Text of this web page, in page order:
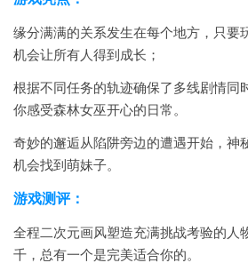
缘分满满的关系发生在每个地方，只要
机会让所有人得到成长；
根据不同任务的轨迹确保了多线剧情同
你感受森林女巫开心的日常。
奇妙的邂逅从陷阱旁边的遭遇开始，神
机会找到萌妹子。
游戏测评：
全程二次元画风塑造充满挑战考验的人
千，总有一个是完美适合你的。